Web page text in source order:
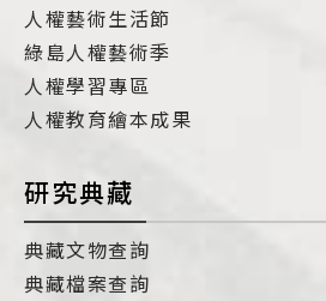
人權藝術生活節
綠島人權藝術季
人權學習專區
人權教育繪本成果
研究典藏
典藏文物查詢
典藏檔案查詢